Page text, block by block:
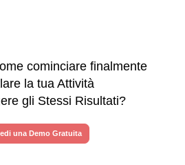
cominciare finalmente
la tua Attività
gli Stessi Risultati?
una Demo Gratuita